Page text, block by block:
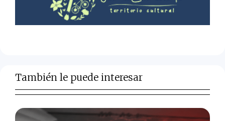
También le puede interesar